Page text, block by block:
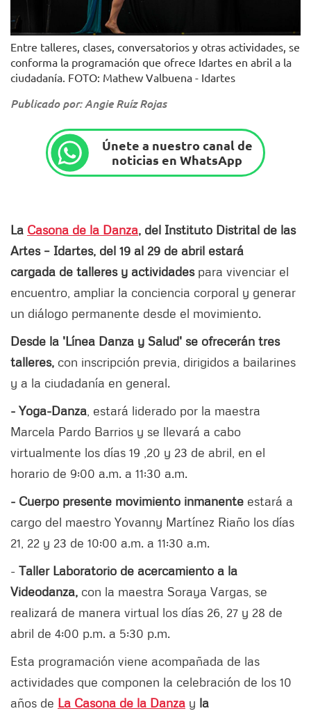
Entre talleres, clases, conversatorios y otras actividades, se
conforma la programación que ofrece Idartes en abril a la
ciudadanía. FOTO: Mathew Valbuena - Idartes
Publicado por: Angie Ruíz Rojas
Únete a nuestro canal de
noticias en WhatsApp
La Casona de la Danza, del Instituto Distrital de las
Artes – Idartes, del 19 al 29 de abril estará
cargada de talleres y actividadespara vivenciar el
encuentro, ampliar la conciencia corporal y generar
un diálogo permanente desde el movimiento.
Desde la 'Línea Danza y Salud' se ofrecerán tres
talleres, con inscripción previa, dirigidos a bailarines
y a la ciudadanía en general.
- Yoga-Danza , estará liderado por la maestra
Marcela Pardo Barrios y se llevará a cabo
virtualmente los días 19 ,20 y 23 de abril, en el
horario de 9:00 a.m. a 11:30 a.m.
- Cuerpo presente movimiento inmanente estará a
cargo del maestro Yovanny Martínez Riaño los días
21, 22 y 23 de 10:00 a.m. a 11:30 a.m.
- Taller Laboratorio de acercamiento a la
Videodanza, con la maestra Soraya Vargas, se
realizará de manera virtual los días 26, 27 y 28 de
abril de 4:00 p.m. a 5:30 p.m.
Esta programación viene acompañada de las
actividades que componen la celebración de los 10
años de La Casona de la Danza y la